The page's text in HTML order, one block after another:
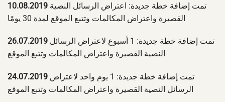
10.08.2019
القصيرة واعتراض المكالمات وتتبع الموقع لمدة 30 يومًا
26.07.2019
النصية القصيرة واعتراض المكالمات وتتبع الموقع
24.07.2019
الرسائل النصية القصيرة واعتراض المكالمات وتتبع الموقع